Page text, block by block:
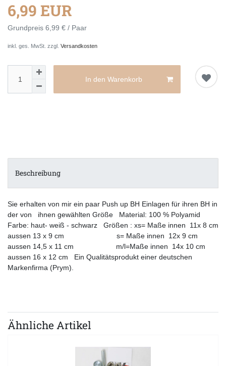
6,99 EUR
Grundpreis 6,99 € / Paar
inkl. ges. MwSt. zzgl. Versandkosten
In den Warenkorb
Beschreibung
Sie erhalten von mir ein paar Push up BH Einlagen für ihren BH in
der von ihnen gewählten Größe Material: 100 % Polyamid
Farbe: haut- weiß - schwarz Größen : xs= Maße innen 11x 8 cm
aussen 13 x 9 cm s= Maße innen 12x 9 cm
aussen 14,5 x 11 cm m/l=Maße innen 14x 10 cm
aussen 16 x 12 cm Ein Qualitätsprodukt einer deutschen
Markenfirma (Prym).
Ähnliche Artikel